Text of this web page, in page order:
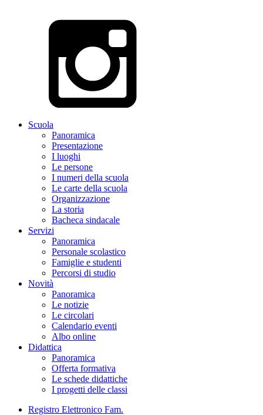
Scuola
Panoramica
Presentazione
I luoghi
Le persone
I numeri della scuola
Le carte della scuola
Organizzazione
La storia
Bacheca sindacale
Servizi
Panoramica
Personale scolastico
Famiglie e studenti
Percorsi di studio
Novità
Panoramica
Le notizie
Le circolari
Calendario eventi
Albo online
Didattica
Panoramica
Offerta formativa
Le schede didattiche
I progetti delle classi
Registro Elettronico Fam.